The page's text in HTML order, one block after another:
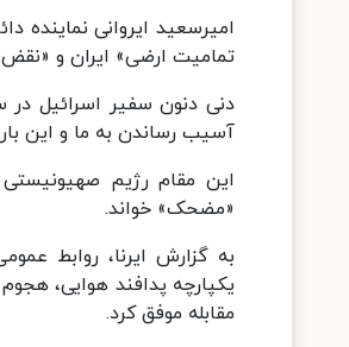
امیرسعید ایروانی نماینده
تمامیت ارضی» ایران و «نقض
دنی دنون سفیر اسرائیل
آسیب رساندن به ما و این
این مقام رژیم
«مضحک» خواند.
به گزارش ایرنا، روابط
یکپارچه پدافند هوایی،
مقابله موفق کرد.